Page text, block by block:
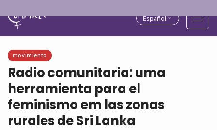
Español
movimiento
Radio comunitaria: uma
herramienta para el
feminismo em las zonas
rurales de Sri Lanka